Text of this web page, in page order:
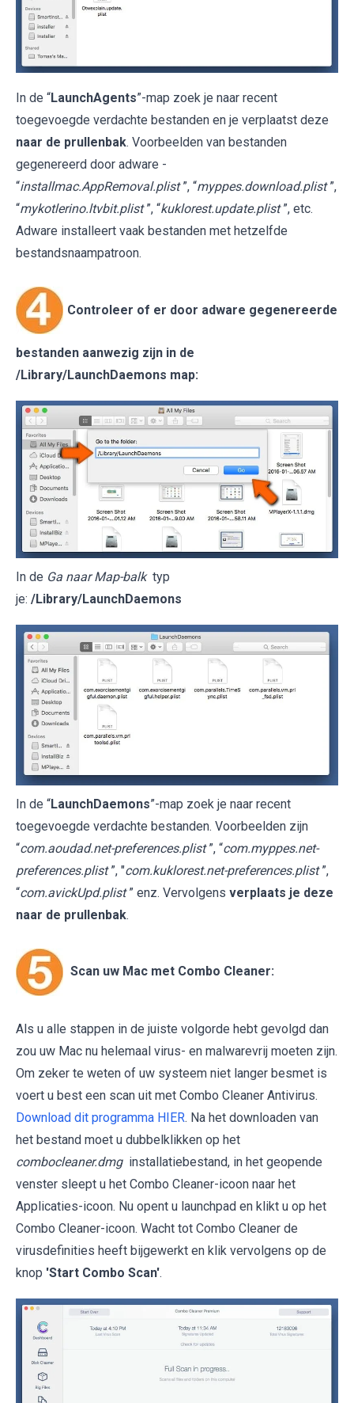
In de “LaunchAgents”-map zoek je naar recent
toegevoegde verdachte bestanden en je verplaatst deze
naar de prullenbak. Voorbeelden van bestanden
gegenereerd door adware -
“installmac.AppRemoval.plist ”, “myppes.download.plist ”,
“mykotlerino.ltvbit.plist ”, “kuklorest.update.plist ”, etc.
Adware installeert vaak bestanden met hetzelfde
bestandsnaampatroon.
Controleer of er door adware gegenereerde
bestanden aanwezig zijn in de
/Library/LaunchDaemons map:
In de Ga naar Map-balk typ
je: /Library/LaunchDaemons
In de “LaunchDaemons”-map zoek je naar recent
toegevoegde verdachte bestanden. Voorbeelden zijn
“com.aoudad.net-preferences.plist ”, “com.myppes.net-
preferences.plist ”, "com.kuklorest.net-preferences.plist ”,
“com.avickUpd.plist ” enz. Vervolgens verplaats je deze
naar de prullenbak.
Scan uw Mac met Combo Cleaner:
Als u alle stappen in de juiste volgorde hebt gevolgd dan
zou uw Mac nu helemaal virus- en malwarevrij moeten zijn.
Om zeker te weten of uw systeem niet langer besmet is
voert u best een scan uit met Combo Cleaner Antivirus.
Download dit programma HIER. Na het downloaden van
het bestand moet u dubbelklikken op het
combocleaner.dmg installatiebestand, in het geopende
venster sleept u het Combo Cleaner-icoon naar het
Applicaties-icoon. Nu opent u launchpad en klikt u op het
Combo Cleaner-icoon. Wacht tot Combo Cleaner de
virusdefinities heeft bijgewerkt en klik vervolgens op de
knop 'Start Combo Scan'.